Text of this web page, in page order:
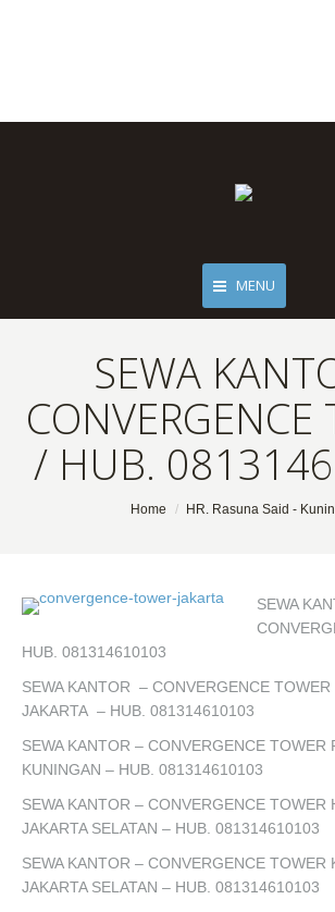
MENU
SEWA
CONVERGENCE
/ HUB.
Home HR. Rasuna Said -
SEWA
HUB. 081314610103
SEWA KANTOR – CONVERGENCE TOWER
JAKARTA – HUB. 081314610103
SEWA KANTOR – CONVERGENCE TOWER
KUNINGAN – HUB. 081314610103
SEWA KANTOR – CONVERGENCE TOWER
JAKARTA SELATAN – HUB. 081314610103
SEWA KANTOR – CONVERGENCE TOWER
JAKARTA SELATAN – HUB. 081314610103